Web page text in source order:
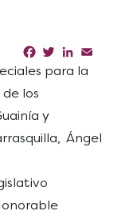
Facebook
TwitterLinkedIn
para la
los
y
Ángel